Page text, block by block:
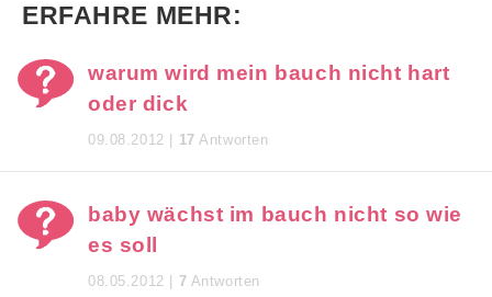
ERFAHRE MEHR:
warum wird mein bauch nicht hart
oder dick
09.08.2012 | 17 Antworten
baby wächst im bauch nicht so wie
es soll
08.05.2012 | 7 Antworten